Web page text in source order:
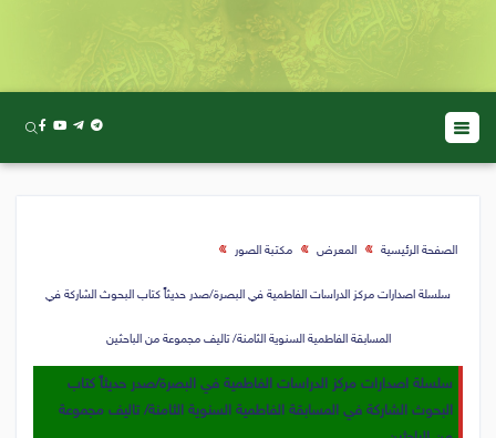
الصفحة الرئيسية المعرض مكتبة الصور
سلسلة اصدارات مركز الدراسات الفاطمية في البصرة/صدر حديثاً كتاب البحوث الشاركة في
المسابقة الفاطمية السنوية الثامنة/ تاليف مجموعة من الباحثين
سلسلة اصدارات مركز الدراسات الفاطمية في البصرة/صدر حديثاً كتاب
البحوث الشاركة في المسابقة الفاطمية السنوية الثامنة/ تاليف مجموعة